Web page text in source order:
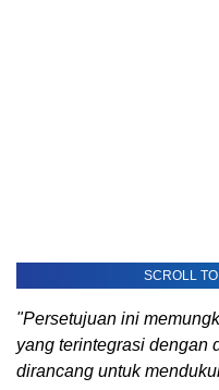
SCROLL
"Persetujuan ini
yang terintegrasi dengan
dirancang untuk